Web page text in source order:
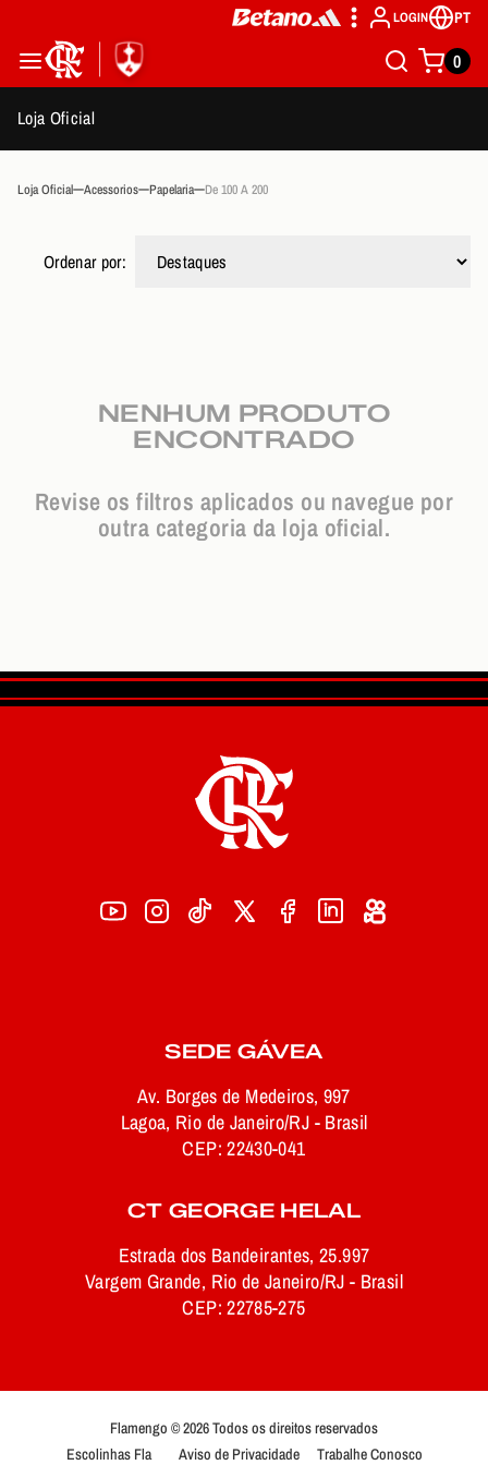
LOGIN PT
0
Loja Oficial
Loja Oficial Acessorios Papelaria De 100 A 200
Ordenar por:
NENHUM PRODUTO
ENCONTRADO
Revise os filtros aplicados ou navegue por
outra categoria da loja oficial.
SEDE GÁVEA
Av. Borges de Medeiros, 997
Lagoa, Rio de Janeiro/RJ - Brasil
CEP: 22430-041
CT GEORGE HELAL
Estrada dos Bandeirantes, 25.997
Vargem Grande, Rio de Janeiro/RJ - Brasil
CEP: 22785-275
Flamengo © 2026 Todos os direitos reservados
Escolinhas Fla
Aviso de Privacidade Trabalhe Conosco